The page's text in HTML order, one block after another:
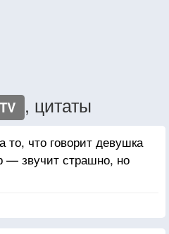
TV , цитаты
что говорит девушка
— звучит страшно, но